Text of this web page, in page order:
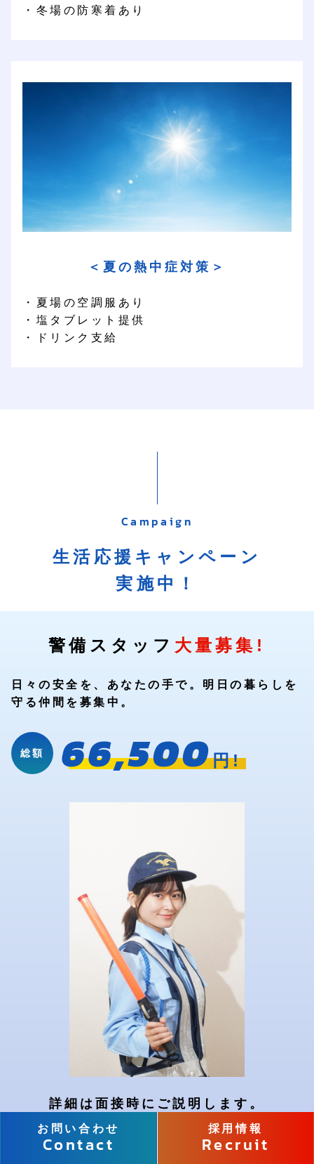
・冬場の防寒着あり
＜夏の熱中症対策＞
・夏場の空調服あり
・塩タブレット提供
・ドリンク支給
Campaign
生活応援キャンペーン
実施中！
警備スタッフ 大量募集!
日々の安全を、あなたの手で。明日の暮らしを
守る仲間を募集中。
総額 66,500円!
詳細は面接時にご説明します。
お問い合わせ
Contact
採用情報
Recruit